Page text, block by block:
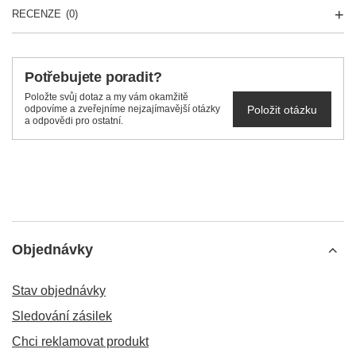
RECENZE (0)
Potřebujete poradit?
Položte svůj dotaz a my vám okamžitě
odpovíme a zveřejníme nejzajímavější otázky
a odpovědi pro ostatní.
Položit otázku
Objednávky
Stav objednávky
Sledování zásilek
Chci reklamovat produkt